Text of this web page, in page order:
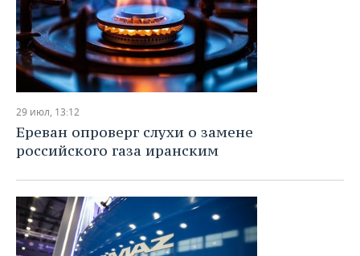
29 июл, 13:12
Ереван опроверг слухи о замене
российского газа иранским